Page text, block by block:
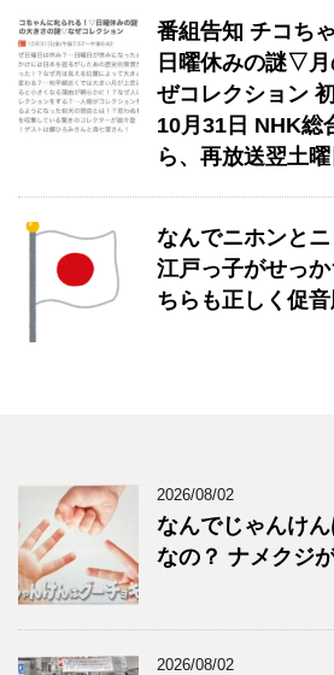
番組告知 チコち
日曜休みの謎▽
ぜコレクション
10月31日 NHK総
ら、再放送翌土
なんでニホンと
江戸っ子がせっ
ちらも正しく促音
2026/08/02
なんでじゃんけ
なの？ ナメクジ
2026/08/02